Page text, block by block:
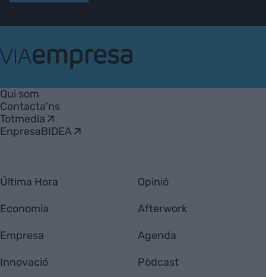
Empresa
Qui som
Contacta'ns
Totmedia
EnpresaBIDEA
Última Hora
Economia
Empresa
Innovació
Opinió
Afterwork
Agenda
Pòdcast